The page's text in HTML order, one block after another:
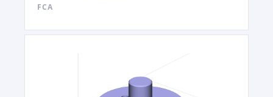
FCA